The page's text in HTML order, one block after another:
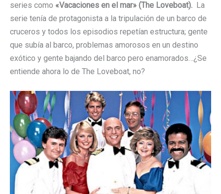
series como «Vacaciones en el mar» (The Loveboat). La
serie tenía de protagonista a la tripulación de un barco de
cruceros y todos los episodios repetían estructura; gente
que subía al barco, problemas amorosos en un destino
exótico y gente bajando del barco pero enamorados…¿Se
entiende ahora lo de The Loveboat, no?